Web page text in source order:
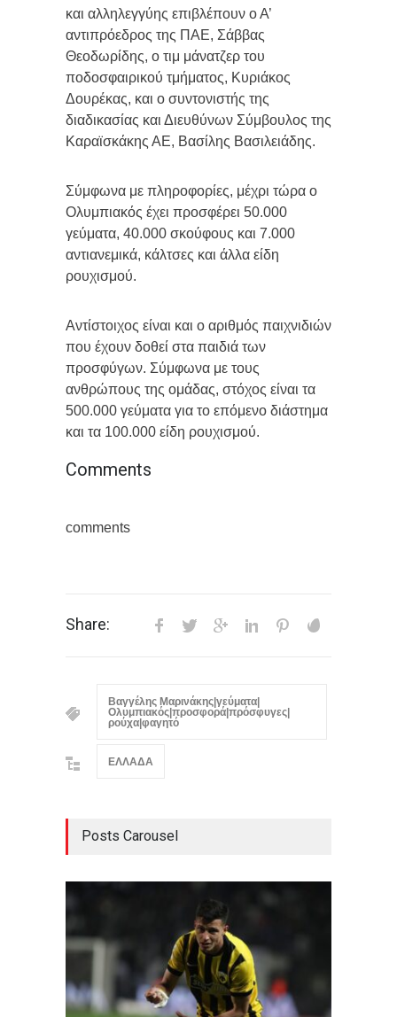
και αλληλεγγύης επιβλέπουν ο Α’
αντιπρόεδρος της ΠΑΕ, Σάββας
Θεοδωρίδης, ο τιμ μάνατζερ του
ποδοσφαιρικού τμήματος, Κυριάκος
Δουρέκας, και ο συντονιστής της
διαδικασίας και Διευθύνων Σύμβουλος της
Καραϊσκάκης ΑΕ, Βασίλης Βασιλειάδης.
Σύμφωνα με πληροφορίες, μέχρι τώρα ο
Ολυμπιακός έχει προσφέρει 50.000
γεύματα, 40.000 σκούφους και 7.000
αντιανεμικά, κάλτσες και άλλα είδη
ρουχισμού.
Αντίστοιχος είναι και ο αριθμός παιχνιδιών
που έχουν δοθεί στα παιδιά των
προσφύγων. Σύμφωνα με τους
ανθρώπους της ομάδας, στόχος είναι τα
500.000 γεύματα για το επόμενο διάστημα
και τα 100.000 είδη ρουχισμού.
Comments
comments
Share:
Βαγγέλης Μαρινάκης|γεύματα|
Ολυμπιακός|προσφορά|πρόσφυγες|
ρούχα|φαγητό
ΕΛΛΑΔΑ
Posts Carousel